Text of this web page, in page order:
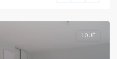
LOUÉ